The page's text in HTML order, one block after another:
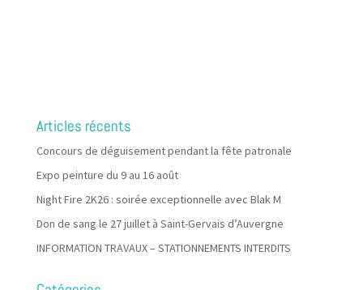
Articles récents
Concours de déguisement pendant la fête patronale
Expo peinture du 9 au 16 août
Night Fire 2K26 : soirée exceptionnelle avec Blak M
Don de sang le 27 juillet à Saint-Gervais d’Auvergne
INFORMATION TRAVAUX – STATIONNEMENTS INTERDITS